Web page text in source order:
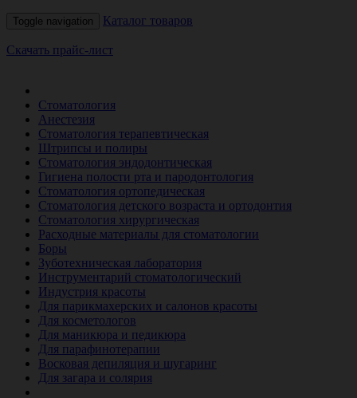
Toggle navigation Каталог товаров
Скачать прайс-лист
Стоматология
Анестезия
Стоматология терапевтическая
Штрипсы и полиры
Стоматология эндодонтическая
Гигиена полости рта и пародонтология
Стоматология ортопедическая
Стоматология детского возраста и ортодонтия
Стоматология хирургическая
Расходные материалы для стоматологии
Боры
Зуботехническая лаборатория
Инструментарий стоматологический
Индустрия красоты
Для парикмахерских и салонов красоты
Для косметологов
Для маникюра и педикюра
Для парафинотерапии
Восковая депиляция и шугаринг
Для загара и солярия